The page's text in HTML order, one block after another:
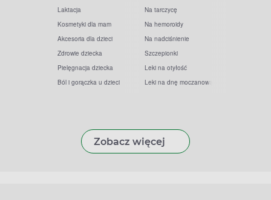
Laktacja
Kosmetyki dla mam
Akcesoria dla dzieci
Zdrowie dziecka
Pielęgnacja dziecka
Ból i gorączka u dzieci
Na tarczycę
Na hemoroidy
Na nadciśnienie
Szczepionki
Leki na otyłość
Leki na dnę moczanową
Zobacz więcej